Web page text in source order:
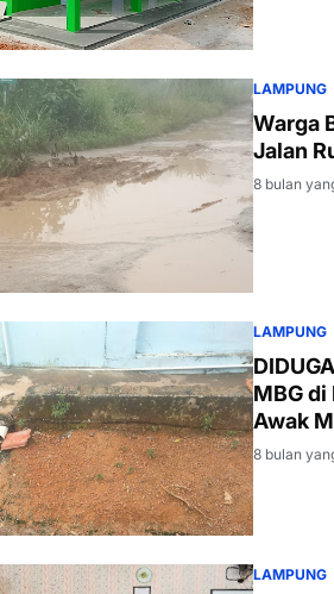
LAMPUNG
Warga
Jalan
8 bulan
LAMPUNG
MBG
Awak
8 bulan
LAMPUNG